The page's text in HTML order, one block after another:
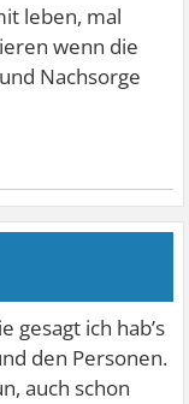
leben, mal
wenn die
Nachsorge
gesagt ich hab’s
den Personen.
auch schon